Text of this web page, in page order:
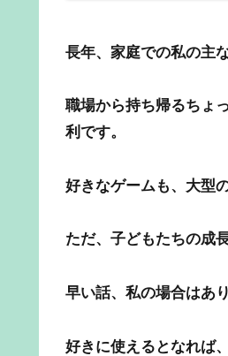
長年、家庭での私の主
職場から持ち帰るちょ
利です。
好きなゲームも、大型
ただ、子どもたちの成
早い話、私の場合はあ
好きに使えるとなれば